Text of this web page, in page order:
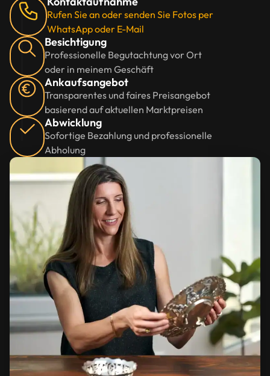
Rufen Sie an oder senden Sie Fotos per
WhatsApp oder E-Mail
Besichtigung
Professionelle Begutachtung vor Ort
oder in meinem Geschäft
Ankaufsangebot
Transparentes und faires Preisangebot
basierend auf aktuellen Marktpreisen
Abwicklung
Sofortige Bezahlung und professionelle
Abholung